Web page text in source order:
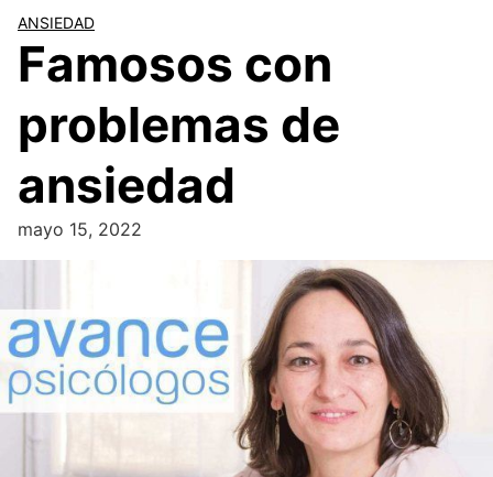
ANSIEDAD
Famosos con
problemas de
ansiedad
mayo 15, 2022